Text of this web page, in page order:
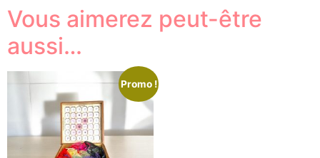
Vous aimerez peut-être
aussi…
Promo !